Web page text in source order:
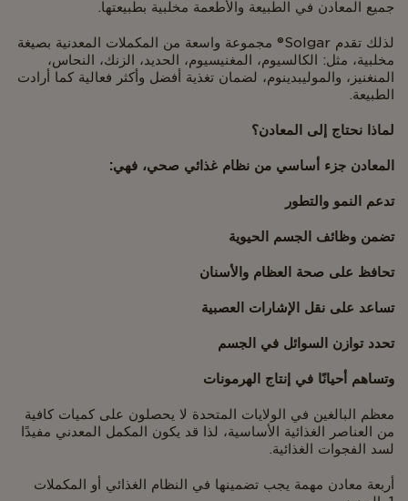
جميع المعادن في الطبيعة والأطعمة مخلبية بطبيعتها.
لذلك تقدم Solgar® مجموعة واسعة من المكملات المعدنية بصيغة
مخلبية، مثل: الكالسيوم، المغنيسيوم، الحديد، الزنك، النحاس،
المنغنيز، والموليبدينوم، لضمان تغذية أفضل وأكثر فعالية كما أرادت
الطبيعة.
لماذا نحتاج إلى المعادن؟
المعادن جزء أساسي من نظام غذائي صحي، فهي:
تدعم النمو والتطور
تضمن وظائف الجسم الحيوية
تحافظ على صحة العظام والأسنان
تساعد على نقل الإشارات العصبية
تحدد توازن السوائل في الجسم
وتساهم أحيانًا في إنتاج الهرمونات
معظم البالغين في الولايات المتحدة لا يحصلون على كميات كافية
من العناصر الغذائية الأساسية، لذا قد يكون المكمل المعدني مفيدًا
لسد الفجوات الغذائية.
أربعة معادن مهمة يجب تضمينها في النظام الغذائي أو المكملات